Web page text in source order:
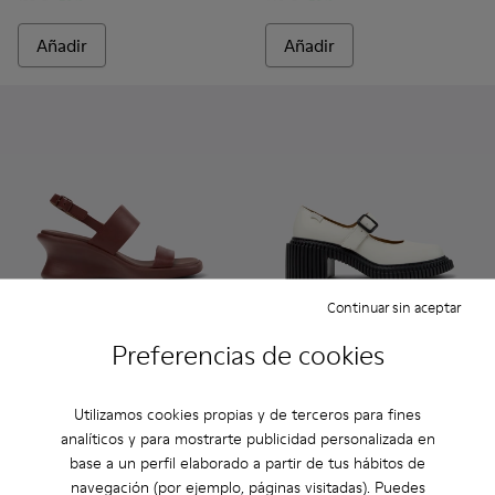
Preferencias de cookies
Utilizamos cookies propias y de terceros para fines
analíticos y para mostrarte publicidad personalizada en
base a un perfil elaborado a partir de tus hábitos de
navegación (por ejemplo, páginas visitadas). Puedes
Continuar sin aceptar
Añadir Añadir
Louise Sandal
-40%
Pix London
90 €
150 € -40%